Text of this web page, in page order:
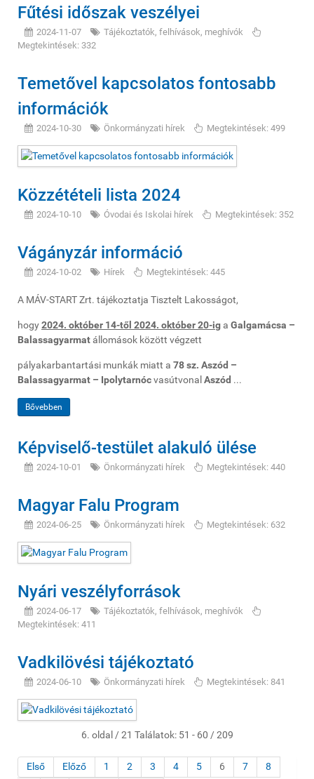
Fűtési időszak veszélyei
2024-11-07
Tájékoztatók, felhívások, meghívók
Megtekintések: 332
Temetővel kapcsolatos fontosabb
információk
2024-10-30 Önkormányzati hírek Megtekintések: 499
Közzétételi lista 2024
2024-10-10 Óvodai és Iskolai hírek Megtekintések: 352
Vágányzár információ
2024-10-02 Hírek Megtekintések: 445
A MÁV-START Zrt. tájékoztatja Tisztelt Lakosságot,
hogy2024. október 14-től 2024. október 20-ig a Galgamácsa –
Balassagyarmat állomások között végzett
pályakarbantartási munkák miatt a 78 sz. Aszód –
Balassagyarmat – Ipolytarnócvasútvonal Aszód ...
Bővebben
Képviselő-testület alakuló ülése
2024-10-01 Önkormányzati hírek Megtekintések: 440
Magyar Falu Program
2024-06-25 Önkormányzati hírek Megtekintések: 632
Nyári veszélyforrások
2024-06-17
Tájékoztatók, felhívások, meghívók
Megtekintések: 411
Vadkilövési tájékoztató
2024-06-10 Önkormányzati hírek Megtekintések: 841
6. oldal / 21 Találatok: 51 - 60 / 209
Első Előző 1 2 3 4 5 6 7 8